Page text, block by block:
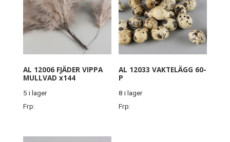
AL 12006 FJÄDER VIPPA
MULLVAD x144
5 i lager
Frp:
AL 12033 VAKTELÄGG 60-
P
8 i lager
Frp: